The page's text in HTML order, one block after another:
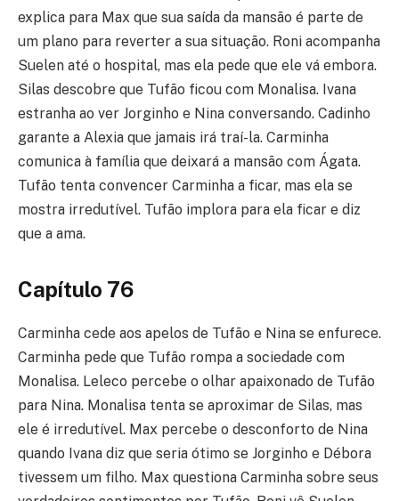
explica para Max que sua saída da mansão é parte de
um plano para reverter a sua situação. Roni acompanha
Suelen até o hospital, mas ela pede que ele vá embora.
Silas descobre que Tufão ficou com Monalisa. Ivana
estranha ao ver Jorginho e Nina conversando. Cadinho
garante a Alexia que jamais irá traí-la. Carminha
comunica à família que deixará a mansão com Ágata.
Tufão tenta convencer Carminha a ficar, mas ela se
mostra irredutível. Tufão implora para ela ficar e diz
que a ama.
Capítulo 76
Carminha cede aos apelos de Tufão e Nina se enfurece.
Carminha pede que Tufão rompa a sociedade com
Monalisa. Leleco percebe o olhar apaixonado de Tufão
para Nina. Monalisa tenta se aproximar de Silas, mas
ele é irredutível. Max percebe o desconforto de Nina
quando Ivana diz que seria ótimo se Jorginho e Débora
tivessem um filho. Max questiona Carminha sobre seus